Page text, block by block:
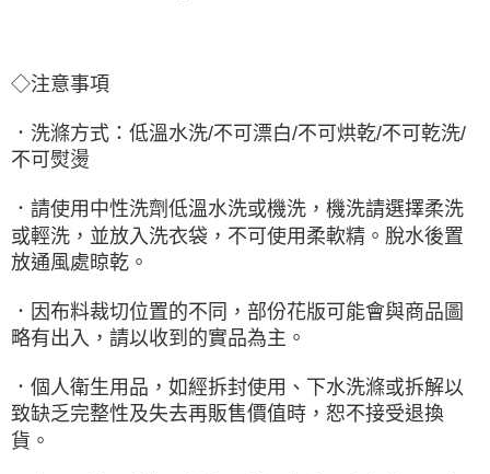
◇注意事項
．洗滌方式：低溫水洗/不可漂白/不可烘乾/不可乾洗/
不可熨燙
．請使用中性洗劑低溫水洗或機洗，機洗請選擇柔洗
或輕洗，並放入洗衣袋，不可使用柔軟精。脫水後置
放通風處晾乾。
．因布料裁切位置的不同，部份花版可能會與商品圖
略有出入，請以收到的實品為主。
．個人衛生用品，如經拆封使用、下水洗滌或拆解以
致缺乏完整性及失去再販售價值時，恕不接受退換
貨。